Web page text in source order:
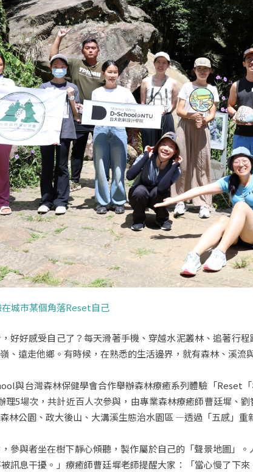
城市某個角落Reset自己
好好感受自己了？每天滑著手機、穿越水泥叢林、追著行
、遠走他鄉。有時候，在熟悉的生活邊界，就有森林、溪流
與台灣森林保健學會合作舉辦森林療癒系列體驗「Reset
理5場次，共計近百人次參與，由專業森林療癒師曹廷墀、
林公園、政大後山、大溝溪生態治水園區 —透過「五感」重
參與者坐在樹下靜心傾聽，製作屬於自己的「聲景地圖」
訊息干擾。」療癒師曹廷墀老師提醒大家：「當心慢了下